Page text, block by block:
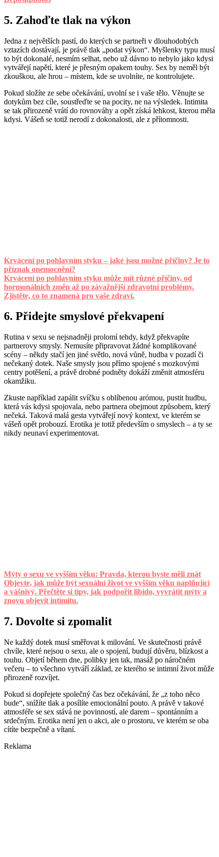
5. Zahoďte tlak na výkon
Jedna z největších pastí, do kterých se partneři v dlouhodobých
vztazích dostávají, je právě tlak „podat výkon“. Myšlenky typu musí
to být dokonalé, nesmím selhat, nebo už dávno to nebylo jako kdysi
vytvářejí napětí, které je přesným opakem touhy. Sex by neměl být
zkouškou, ale hrou – místem, kde se uvolníte, ne kontrolujete.
Pokud složíte ze sebe očekávání, uvolní se i vaše tělo. Věnujte se
dotykům bez cíle, soustřeďte se na pocity, ne na výsledek. Intimita
se tak přirozeně vrátí do rovnováhy a opět získá lehkost, kterou měla
kdysi. Vášeň se totiž nerodí z dokonalosti, ale z přítomnosti.
Krvácení po pohlavním styku – jaké jsou možné příčiny? Je to
příznak onemocnění?
Krvácení po pohlavním styku může mít různé příčiny, od
hormonálních změn až po závažnější zdravotní problémy.
Zjistěte, co to znamená pro vaše zdraví.
6. Přidejte smyslové překvapení
Rutina v sexu se nejsnadněji prolomí tehdy, když překvapíte
partnerovy smysly. Nemusíte připravovat žádné komplikované
scény – někdy stačí jen jiné světlo, nová vůně, hudba v pozadí či
nečekaný dotek. Naše smysly jsou přímo spojené s mozkovými
centry potěšení, a právě drobné podněty dokáží změnit atmosféru
okamžiku.
Zkuste například zapálit svíčku s oblíbenou arómou, pustit hudbu,
která vás kdysi spojovala, nebo partnera obejmout způsobem, který
nečeká. Taková malá gesta vytvářejí nový kontext, ve kterém se
vášeň opět probouzí. Erotika je totiž především o smyslech – a ty se
nikdy neunaví experimentovat.
Mýty o sexu ve vyšším věku: Pravda, kterou byste měli znát
Objevte, jak může být sexuální život ve vyšším věku naplňující
a vášnivý. Přečtěte si tipy, jak podpořit libido, vyvrátit mýty a
znovu objevit intimitu.
7. Dovolte si zpomalit
Ne každý dotek musí směřovat k milování. Ve skutečnosti právě
chvíle, které nejsou o sexu, ale o spojení, budují důvěru, blízkost a
touhu. Objetí během dne, polibky jen tak, masáž po náročném
večeru – to všechno vytváří základ, ze kterého se intimní život může
přirozeně rozvíjet.
Pokud si dopřejete společný čas bez očekávání, že „z toho něco
bude“, snížíte tlak a posílíte emocionální pouto. A právě v takové
atmosféře se sex stává ne povinností, ale darem – spontánním a
srdečným. Erotika není jen o akci, ale o prostoru, ve kterém se oba
cítíte bezpečně a vítaní.
Reklama